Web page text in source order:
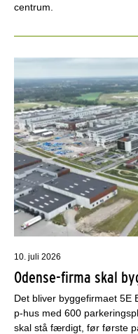
centrum.
10. juli 2026
Odense-firma skal
Det bliver byggefirmaet 5E
p-hus med 600
skal stå færdigt, før første